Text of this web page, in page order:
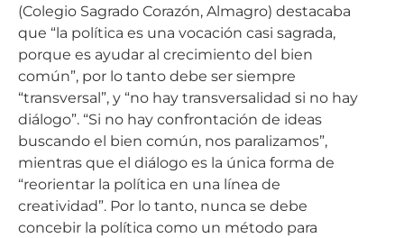
(Colegio Sagrado Corazón, Almagro) destacaba
que “la política es una vocación casi sagrada,
porque es ayudar al crecimiento del bien
común”, por lo tanto debe ser siempre
“transversal”, y “no hay transversalidad si no hay
diálogo”. “Si no hay confrontación de ideas
buscando el bien común, nos paralizamos”,
mientras que el diálogo es la única forma de
“reorientar la política en una línea de
creatividad”. Por lo tanto, nunca se debe
concebir la política como un método para